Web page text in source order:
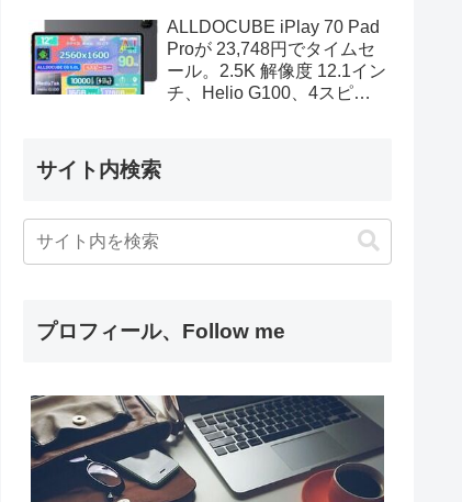
ALLDOCUBE iPlay 70 Pad
Proが 23,748円でタイムセ
ール。2.5K 解像度 12.1イン
チ、Helio G100、4スピー
サイト内検索
プロフィール、Follow me